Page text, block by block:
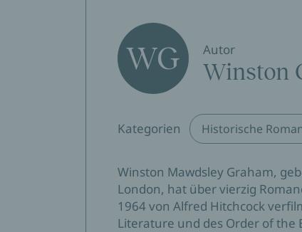
WG Autor
Winston
Kategorien Historische
Winston Mawdsley Graham,
London, hat über vierzig
1964 von Alfred Hitchcock
Literature und des Order of the